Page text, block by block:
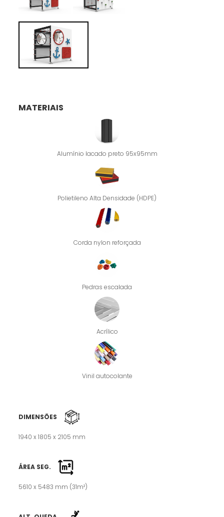
MATERIAIS
Alumínio lacado preto 95x95mm
Polietileno Alta Densidade (HDPE)
Corda nylon reforçada
Pedras escalada
Acrílico
Vinil autocolante
DIMENSÕES
1940 x 1805 x 2105 mm
ÁREA SEG.
5610 x 5483 mm (31m²)